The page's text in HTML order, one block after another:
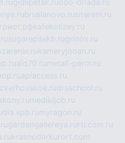
bruslanovo.rusiterem.ru
kafekolizey.ru
sugarepilekb.rugrinox.ru
kameryjooan.ru
aid70.ru metall-perm.ru
apiaccess.ru
drsschool.ru
medikijob.ru
myragon.ru
gardengallereya.ru rti.com.ru
krasnodarkurort.com